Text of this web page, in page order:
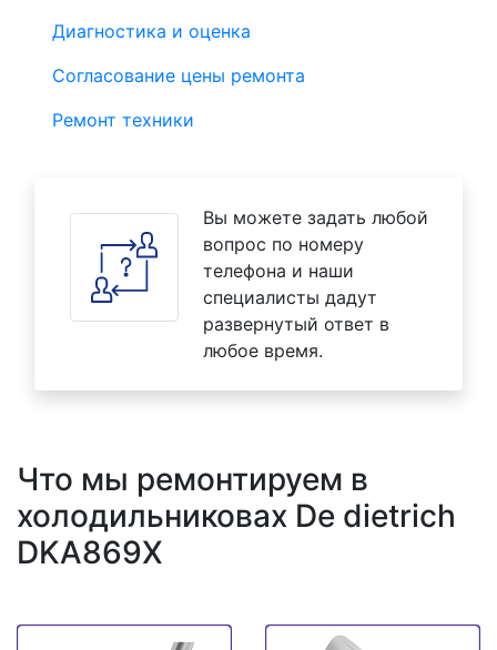
Диагностика и оценка
Согласование цены ремонта
Ремонт техники
Вы можете задать любой
вопрос по номеру
телефона и наши
специалисты дадут
развернутый ответ в
любое время.
Что мы ремонтируем в
холодильниковах De dietrich
DKA869X